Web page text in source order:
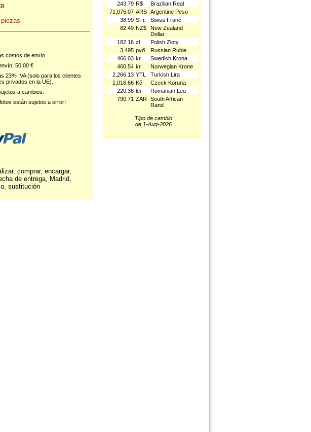
costos de envío.
50,00 €
23% IVA (solo para los clientes
privados en la UE).
a cambios.
están sujetos a error!
comprar, encargar,
de entrega, Madrid,
sustitución
243.79 R$
Brazilian Real
71,075.07 ARS Argentine Peso
38.99 SFr.
Swiss Franc
82.49 NZ$
New Zealand
Dollar
182.16 zł
Polish Złoty
3,495 руб
Russian Ruble
466.03 kr
Swedish Krona
460.54 kr
Norwegian Krone
2,266.13 YTL
Turkish Lira
1,016.66 Kč
Czeck Koruna
220.36 lei
Romanian Leu
790.71 ZAR South African
Rand
Tipo de cambio
de 1-Aug-2026